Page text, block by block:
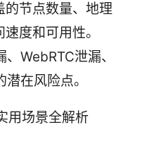
的节点数量、地理
度和可用性。
WebRTC泄漏、
在风险点。
用场景全解析